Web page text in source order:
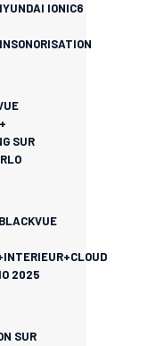
IONIC6
SUR
2025
SUR